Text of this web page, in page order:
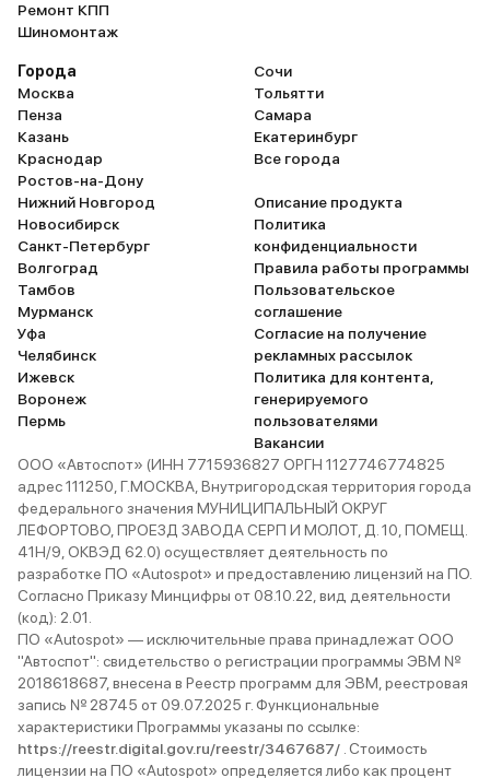
Ремонт КПП
Шиномонтаж
Города
Москва
Пенза
Казань
Краснодар
Ростов-на-Дону
Нижний Новгород
Новосибирск
Санкт-Петербург
Волгоград
Тамбов
Мурманск
Уфа
Челябинск
Ижевск
Воронеж
Пермь
Сочи
Тольятти
Самара
Екатеринбург
Все города
Описание продукта
Политика
конфиденциальности
Правила работы программы
Пользовательское
соглашение
Согласие на получение
рекламных рассылок
Политика для контента,
генерируемого
пользователями
Вакансии
ООО «Автоспот» (ИНН 7715936827 ОРГН 1127746774825
адрес 111250, Г.МОСКВА, Внутригородская территория города
федерального значения МУНИЦИПАЛЬНЫЙ ОКРУГ
ЛЕФОРТОВО, ПРОЕЗД ЗАВОДА СЕРП И МОЛОТ, Д. 10, ПОМЕЩ.
41Н/9, ОКВЭД 62.0) осуществляет деятельность по
разработке ПО «Autospot» и предоставлению лицензий на ПО.
Согласно Приказу Минцифры от 08.10.22, вид деятельности
(код): 2.01.
ПО «Autospot» — исключительные права принадлежат ООО
"Автоспот": свидетельство о регистрации программы ЭВМ №
2018618687, внесена в Реестр программ для ЭВМ, реестровая
запись № 28745 от 09.07.2025 г. Функциональные
характеристики Программы указаны по ссылке:
https://reestr.digital.gov.ru/reestr/3467687/ . Стоимость
лицензии на ПО «Autospot» определяется либо как процент